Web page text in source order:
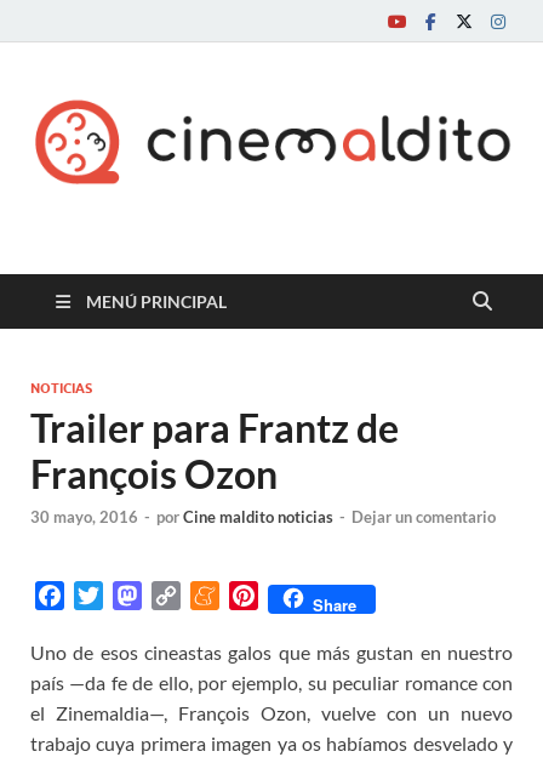
Cine maldito
MENÚ PRINCIPAL
NOTICIAS
Trailer para Frantz de
François Ozon
30 mayo, 2016 - porCine maldito noticias - Dejar un comentario
c
e
b
o
i
t
t
e
M
s
t
o
d
p
y
L
i
M
n
e
a
m
P
n
t
e
r
Share
Uno de esos cineastas galos que más gustan en nuestro
país —da fe de ello, por ejemplo, su peculiar romance con
el Zinemaldia—, François Ozon, vuelve con un nuevo
trabajo cuya primera imagen ya os habíamos desvelado y